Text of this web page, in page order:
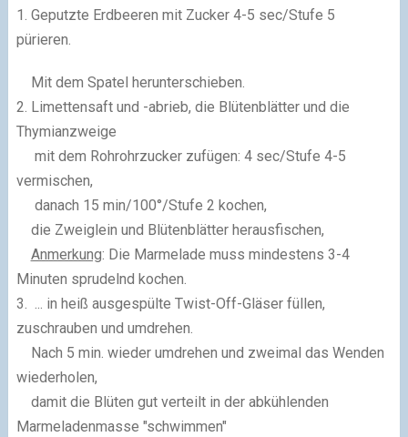
1. Geputzte Erdbeeren mit Zucker 4-5 sec/Stufe 5
pürieren.
Mit dem Spatel herunterschieben.
2. Limettensaft und -abrieb, die Blütenblätter und die
Thymianzweige
mit dem Rohrohrzucker zufügen: 4 sec/Stufe 4-5
vermischen,
danach 15 min/100°/Stufe 2 kochen,
die Zweiglein und Blütenblätter herausfischen,
Anmerkung: Die Marmelade muss mindestens 3-4
Minuten sprudelnd kochen.
3. ... in heiß ausgespülte Twist-Off-Gläser füllen,
zuschrauben und umdrehen.
Nach 5 min. wieder umdrehen und zweimal das Wenden
wiederholen,
damit die Blüten gut verteilt in der abkühlenden
Marmeladenmasse "schwimmen"